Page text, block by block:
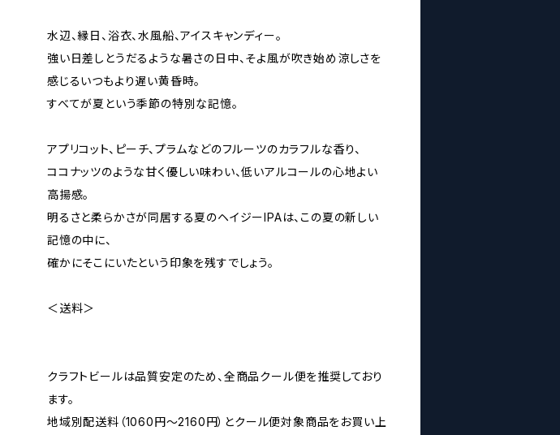
水辺、縁日、浴衣、水風船、アイスキャンディー。
強い日差しとうだるような暑さの日中、そよ風が吹き始め涼しさを
感じるいつもより遅い黄昏時。
すべてが夏という季節の特別な記憶。
アプリコット、ピーチ、プラムなどのフルーツのカラフルな香り、
ココナッツのような甘く優しい味わい、低いアルコールの心地よい
高揚感。
明るさと柔らかさが同居する夏のヘイジーIPAは、この夏の新しい
記憶の中に、
確かにそこにいたという印象を残すでしょう。
＜送料＞
クラフトビールは品質安定のため、全商品クール便を推奨しており
ます。
地域別配送料（1060円～2160円）とクール便対象商品をお買い上